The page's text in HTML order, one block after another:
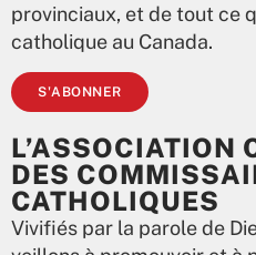
provinciaux, et de tout ce
catholique au Canada.
S'ABONNER
L’ASSOCIATION
DES
CATHOLIQUES
Vivifiés par la parole de